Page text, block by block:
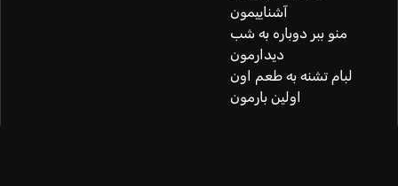
آشناییمون
منو ببر دوباره به شب
دیدارمون
لبام تشنه‌‌ به طعم اون
اولین بارمون